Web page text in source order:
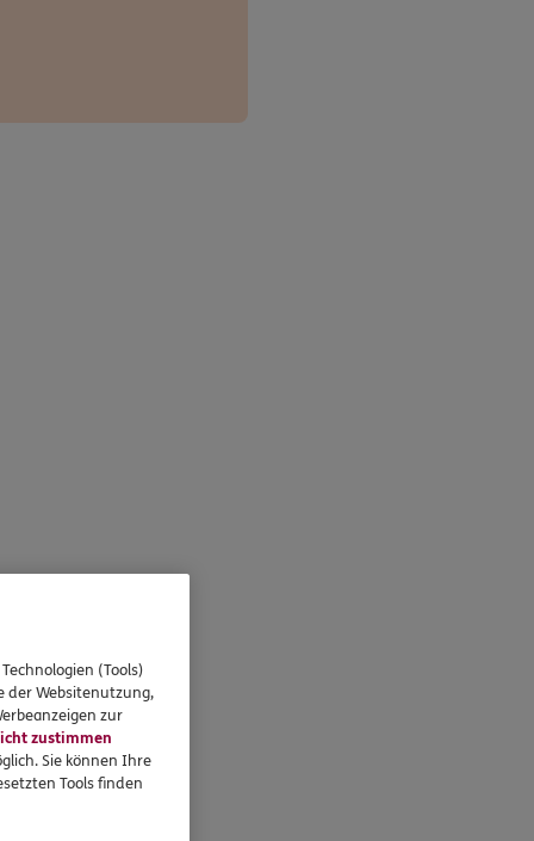
(Tools)
der Websitenutzung,
zur
zustimmen
Sie können Ihre
Tools finden